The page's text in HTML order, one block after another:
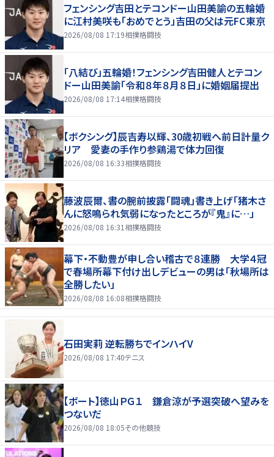
フェンシング吉田とテコンドー山田美諭の五輪婚
に江村美咲も「おめでとう」吉田の父は元FC東京
2026/08/08 17:19相撲格闘技
「八結び」五輪婚！フェンシング吉田健人とテコン
ドー山田美諭「令和８年８月８日」に婚姻届提出
2026/08/08 17:14相撲格闘技
【ボクシング】辰吉寿以輝、30歳初戦へ前日計量ク
リア 愛妻の手作り参鶏湯で体力回復
2026/08/08 16:33相撲格闘技
藤波辰爾、書の腕前披露「闘魂」書き上げ「猪木さ
んに怒鳴られ気弱になったところが『鬼』に…」
2026/08/08 16:31 相撲格闘技
幕下・不動豊が申し合い稽古で８連勝 大学４冠
で春場所幕下付け出しデビューの男は「秋場所は
全勝したい」
2026/08/08 16:08相撲格闘技
石田実莉 逆転勝ちでインハイV
2026/08/08 17:40テニス
【ボート】徳山ＰＧ１ 鎌倉涼が予選突破へ望みを
つないだ
2026/08/08 18:05その他競技